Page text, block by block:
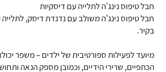
חבל טיפוס נינג'ה לתלייה עם דיסקיות
חבל טיפוס נינג’ה משולב עם נדנדת דיסק,
בקיר.
מיועד לפעילות ספורטיבית של ילדים – משפר
הכתפיים, שרירי הידיים, וכמובן מספק הנאה